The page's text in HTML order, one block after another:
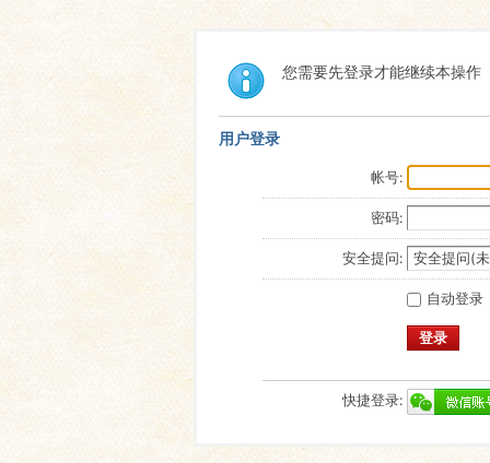
您需要先登录才能继续本操作
用户登录
帐号:
密码:
安全提问:
自动登录
登录
快捷登录: